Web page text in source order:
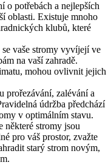
o potřebách a nejlepších
oblasti. Existuje mnoho
klubů, které
se vaše stromy vyvíjejí ve
na vaší zahradě.
mohou ovlivnit jejich
prořezávání, zalévání a
údržba předchází
v optimálním stavu.
některé stromy jsou
pro váš prostor, zvažte
starý strom novým,